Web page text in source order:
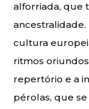
alforriada, que
cultura
ritmos
repertório e a
pérolas, que